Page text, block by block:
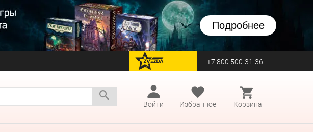
Подробнее
перейти на Zvezda +7 800 500-31-36
Войти
Избранное Корзина